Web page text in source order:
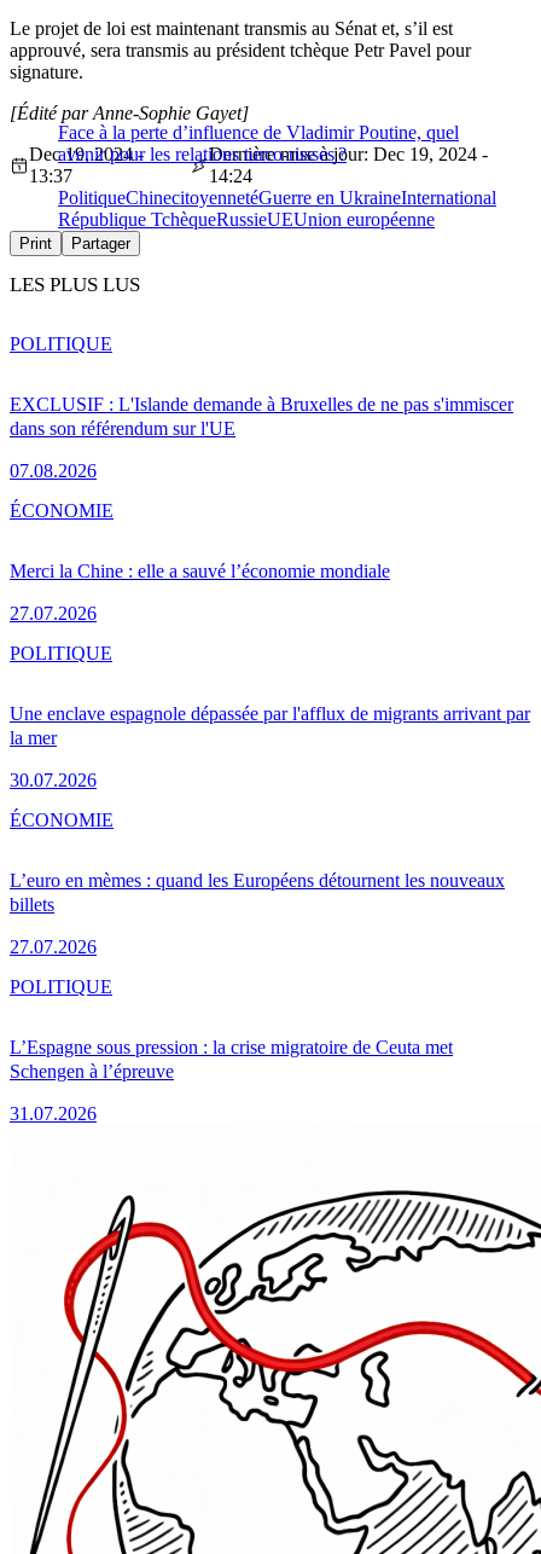
Le projet de loi est maintenant transmis au Sénat et, s’il est
approuvé, sera transmis au président tchèque Petr Pavel pour
signature.
Face à la perte d’influence de Vladimir Poutine, quel
avenir pour les relations turco-russes ?
[Édité par Anne-Sophie Gayet]
Dec 19, 2024 -
13:37
Dernière mise à jour: Dec 19, 2024 -
14:24
PolitiqueChinecitoyennetéGuerre en UkraineInternational
République TchèqueRussieUEUnion européenne
Print Partager
LES PLUS LUS
EXCLUSIF : L'Islande demande à Bruxelles de ne pas s'immiscer
dans son référendum sur l'UE
07.08.2026
POLITIQUE
Merci la Chine : elle a sauvé l’économie mondiale
27.07.2026
ÉCONOMIE
Une enclave espagnole dépassée par l'afflux de migrants arrivant par
la mer
30.07.2026
POLITIQUE
L’euro en mèmes : quand les Européens détournent les nouveaux
billets
27.07.2026
ÉCONOMIE
L’Espagne sous pression : la crise migratoire de Ceuta met
Schengen à l’épreuve
31.07.2026
POLITIQUE